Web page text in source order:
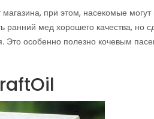
магазина, при этом, насекомые
ранний мед хорошего качества, но
Это особенно полезно кочевым